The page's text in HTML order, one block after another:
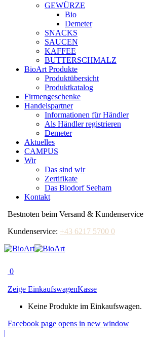
GEWÜRZE
Bio
Demeter
SNACKS
SAUCEN
KAFFEE
BUTTERSCHMALZ
BioArt Produkte
Produktübersicht
Produktkatalog
Firmengeschenke
Handelspartner
Informationen für Händler
Als Händler registrieren
Demeter
Aktuelles
CAMPUS
Wir
Das sind wir
Zertifikate
Das Biodorf Seeham
Kontakt
Bestnoten beim Versand & Kundenservice
Kundenservice: +43 6217 5700 0
0
Zeige EinkaufswagenKasse
Keine Produkte im Einkaufswagen.
Facebook page opens in new window
|